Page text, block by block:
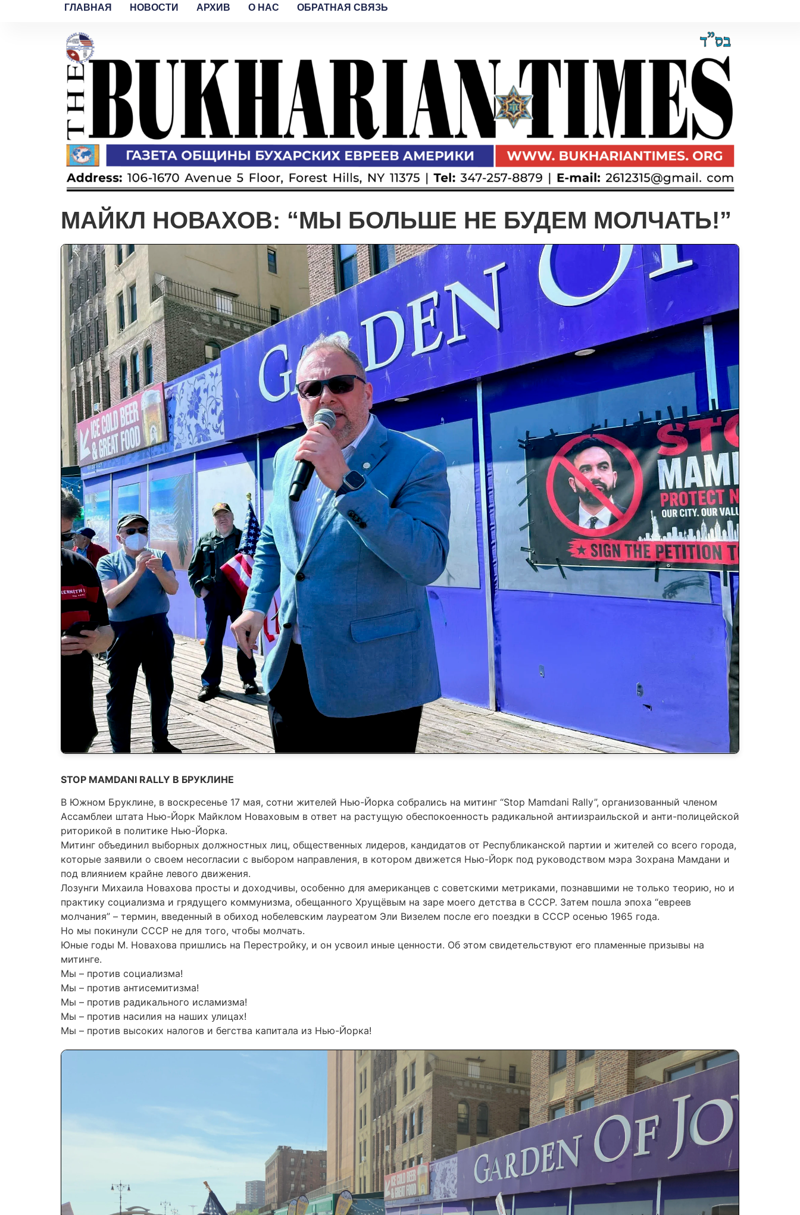
ГЛАВНАЯ НОВОСТИ АРХИВ O HAC ОБРАТНАЯ СВЯЗЬ
МАЙКЛ НОВАХОВ: “МЫ БОЛЬШЕ НЕ БУДЕМ МОЛЧАТЬ!”
STOP MAMDANI RALLY В БРУКЛИНЕ
В Южном Бруклине, в воскресенье 17 мая, сотни жителей Нью-Йорка собрались на митинг “Stop Mamdani Rally”, организованный членом
Ассамблеи штата Нью-Йорк Майклом Новаховым в ответ на растущую обеспокоенность радикальной антиизраильской и анти-полицейской
риторикой в политике Нью-Йорка.
Митинг объединил выборных должностных лиц, общественных лидеров, кандидатов от Республиканской партии и жителей со всего города,
которые заявили о своем несогласии с выбором направления, в котором движется Нью-Йорк под руководством мэра Зохрана Мамдани и
под влиянием крайне левого движения.
Лозунги Михаила Новахова просты и доходчивы, особенно для американцев с советскими метриками, познавшими не только теорию, но и
практику социализма и грядущего коммунизма, обещанного Хрущёвым на заре моего детства в СССР. Затем пошла эпоха “евреев
молчания” – термин, введенный в обиход нобелевским лауреатом Эли Визелем после его поездки в СССР осенью 1965 года.
Но мы покинули СССР не для того, чтобы молчать.
Юные годы М. Новахова пришлись на Перестройку, и он усвоил иные ценности. Об этом свидетельствуют его пламенные призывы на
митинге.
Мы – против социализма!
Мы – против антисемитизма!
Мы – против радикального исламизма!
Мы – против насилия на наших улицах!
Мы – против высоких налогов и бегства капитала из Нью-Йорка!